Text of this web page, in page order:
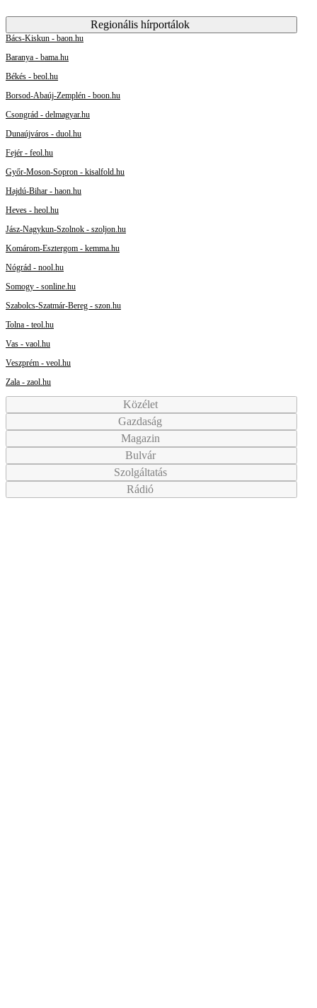
Regionális hírportálok
Bács-Kiskun - baon.hu
Baranya - bama.hu
Békés - beol.hu
Borsod-Abaúj-Zemplén - boon.hu
Csongrád - delmagyar.hu
Dunaújváros - duol.hu
Fejér - feol.hu
Győr-Moson-Sopron - kisalfold.hu
Hajdú-Bihar - haon.hu
Heves - heol.hu
Jász-Nagykun-Szolnok - szoljon.hu
Komárom-Esztergom - kemma.hu
Nógrád - nool.hu
Somogy - sonline.hu
Szabolcs-Szatmár-Bereg - szon.hu
Tolna - teol.hu
Vas - vaol.hu
Veszprém - veol.hu
Zala - zaol.hu
Közélet
Gazdaság
Magazin
Bulvár
Szolgáltatás
Rádió